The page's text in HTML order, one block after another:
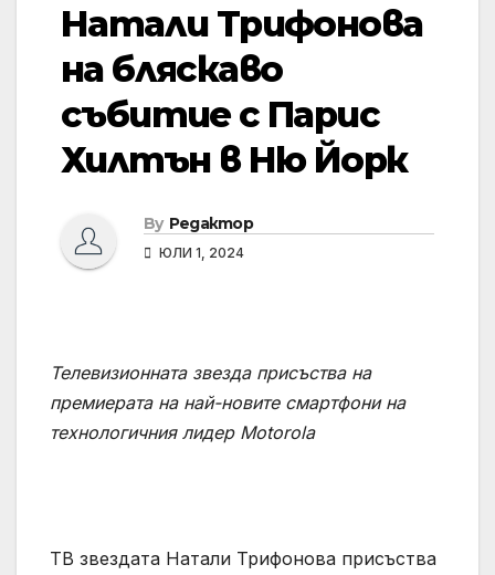
Натали Трифонова
на бляскаво
събитие с Парис
Хилтън в Ню Йорк
By Редактор
ЮЛИ 1, 2024
Телевизионната звезда присъства на
премиерата на най-новите смартфони на
технологичния лидер Motorola
ТВ звездата Натали Трифонова присъства